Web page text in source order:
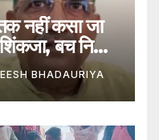
तक नहीं कसा जा
बच निकले
Temple
Action
Those
Mishra
BHADAURIYA